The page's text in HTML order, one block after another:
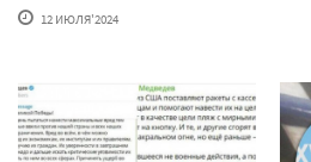
12 ИЮЛЯ'2024